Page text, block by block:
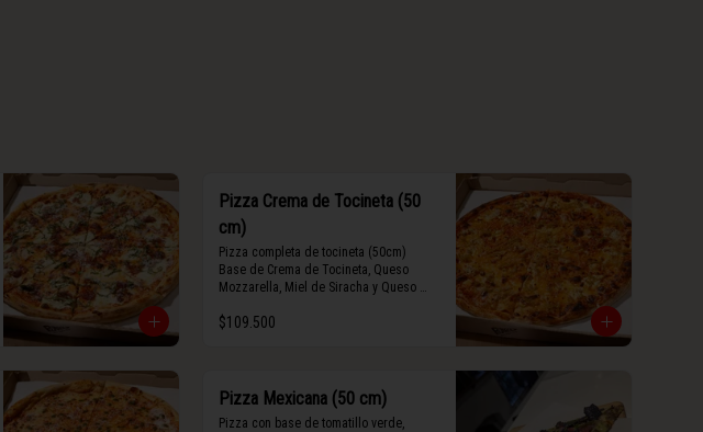
Pizza Crema de Tocineta (50
cm)
Pizza completa de tocineta (50cm)
Base de Crema de Tocineta, Queso
Mozzarella, Miel de Siracha y Queso
$109.500
Pizza Mexicana (50 cm)
Pizza con base de tomatillo verde,